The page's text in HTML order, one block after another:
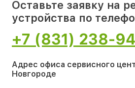
Оставьте заявку на
устройства по
+7 (831) 238-
Адрес офиса сервисного
Новгороде